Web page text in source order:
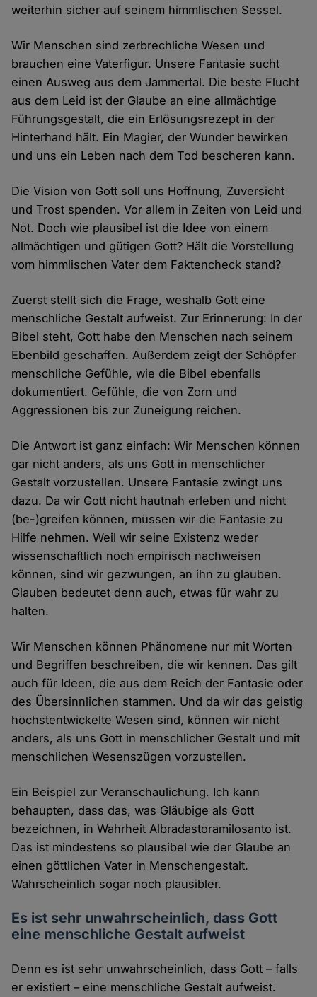
weiterhin sicher auf seinem himmlischen Sessel.
Wir Menschen sind zerbrechliche Wesen und
brauchen eine Vaterfigur. Unsere Fantasie sucht
einen Ausweg aus dem Jammertal. Die beste Flucht
aus dem Leid ist der Glaube an eine allmächtige
Führungsgestalt, die ein Erlösungsrezept in der
Hinterhand hält. Ein Magier, der Wunder bewirken
und uns ein Leben nach dem Tod bescheren kann.
Die Vision von Gott soll uns Hoffnung, Zuversicht
und Trost spenden. Vor allem in Zeiten von Leid und
Not. Doch wie plausibel ist die Idee von einem
allmächtigen und gütigen Gott? Hält die Vorstellung
vom himmlischen Vater dem Faktencheck stand?
Zuerst stellt sich die Frage, weshalb Gott eine
menschliche Gestalt aufweist. Zur Erinnerung: In der
Bibel steht, Gott habe den Menschen nach seinem
Ebenbild geschaffen. Außerdem zeigt der Schöpfer
menschliche Gefühle, wie die Bibel ebenfalls
dokumentiert. Gefühle, die von Zorn und
Aggressionen bis zur Zuneigung reichen.
Die Antwort ist ganz einfach: Wir Menschen können
gar nicht anders, als uns Gott in menschlicher
Gestalt vorzustellen. Unsere Fantasie zwingt uns
dazu. Da wir Gott nicht hautnah erleben und nicht
(be-)greifen können, müssen wir die Fantasie zu
Hilfe nehmen. Weil wir seine Existenz weder
wissenschaftlich noch empirisch nachweisen
können, sind wir gezwungen, an ihn zu glauben.
Glauben bedeutet denn auch, etwas für wahr zu
halten.
Wir Menschen können Phänomene nur mit Worten
und Begriffen beschreiben, die wir kennen. Das gilt
auch für Ideen, die aus dem Reich der Fantasie oder
des Übersinnlichen stammen. Und da wir das geistig
höchstentwickelte Wesen sind, können wir nicht
anders, als uns Gott in menschlicher Gestalt und mit
menschlichen Wesenszügen vorzustellen.
Ein Beispiel zur Veranschaulichung. Ich kann
behaupten, dass das, was Gläubige als Gott
bezeichnen, in Wahrheit Albradastoramilosanto ist.
Das ist mindestens so plausibel wie der Glaube an
einen göttlichen Vater in Menschengestalt.
Wahrscheinlich sogar noch plausibler.
Es ist sehr unwahrscheinlich, dass Gott
eine menschliche Gestalt aufweist
Denn es ist sehr unwahrscheinlich, dass Gott – falls
er existiert – eine menschliche Gestalt aufweist.